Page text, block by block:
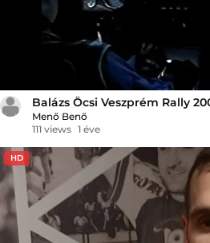
Balázs Öcsi Veszprém Rally
Menő Benő
111 views 1 éve
HD